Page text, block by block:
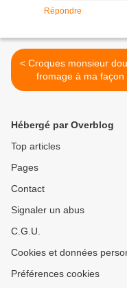
Répondre
< Croques monsieur double
fromage à ma façon
Hébergé par Overblog
Top articles
Pages
Contact
Signaler un abus
C.G.U.
Cookies et données
Préférences cookies